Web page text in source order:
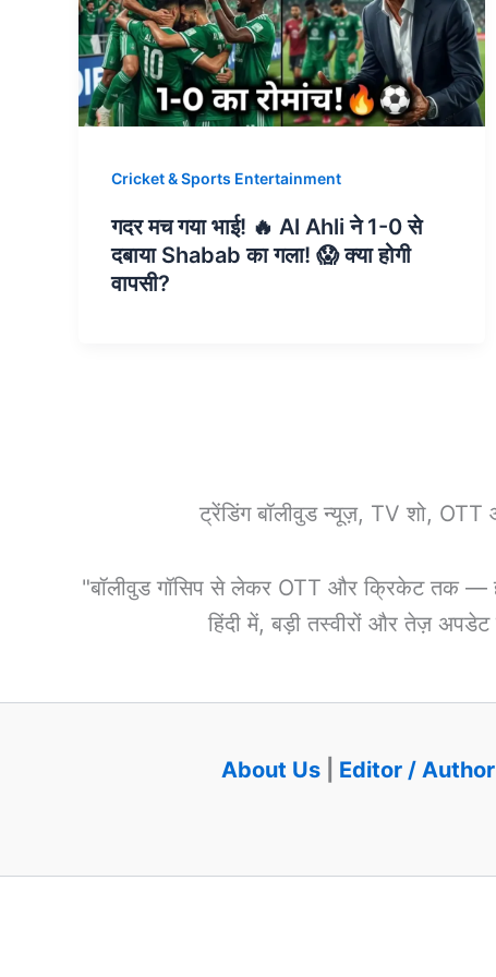
Cricket & Sports Entertainment
गदर मच गया भाई! 🔥 Al Ahli ने 1-0 से
दबाया Shabab का गला! 😱 क्या होगी
वापसी?
ट्रेंडिंग बॉलीवुड न्यूज़, TV शो,
"बॉलीवुड गॉसिप से लेकर OTT और क्रिकेट तक —
हिंदी में, बड़ी तस्वीरों और तेज़
About Us Editor / Author